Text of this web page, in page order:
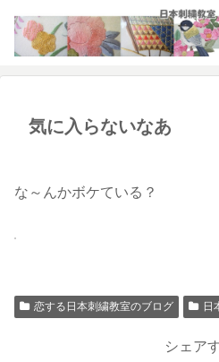
気に入らないなあ
な～んかボケている？
恋する日本刺繍教室のブログ 日
シェア